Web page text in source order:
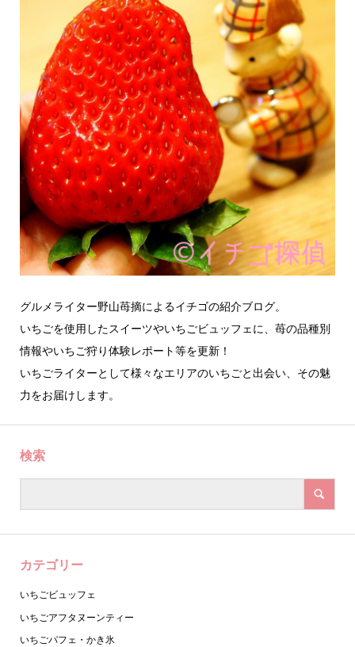
グルメライター野山苺摘によるイチゴの紹介ブログ。
いちごを使用したスイーツやいちごビュッフェに、苺の品種別
情報やいちご狩り体験レポート等を更新！
いちごライターとして様々なエリアのいちごと出会い、その魅
力をお届けします。
検索
カテゴリー
いちごビュッフェ
いちごアフタヌーンティー
いちごパフェ・かき氷